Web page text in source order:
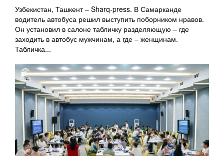
Узбекистан, Ташкент – Sharq-press. В Самарканде
водитель автобуса решил выступить поборником нравов.
Он установил в салоне табличку разделяющую – где
заходить в автобус мужчинам, а где – женщинам.
Табличка...